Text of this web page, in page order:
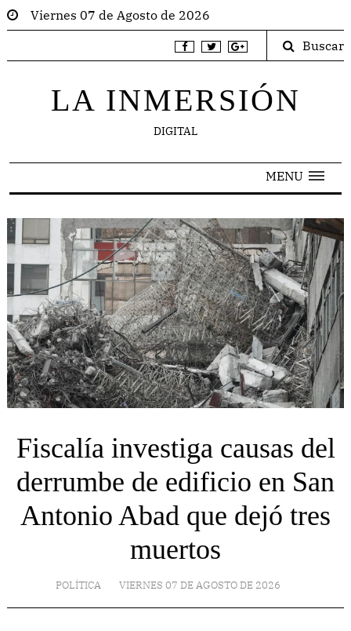
Viernes 07 de Agosto de 2026
Buscar
LA INMERSIÓN
DIGITAL
MENU
Fiscalía investiga causas del
derrumbe de edificio en San
Antonio Abad que dejó tres
muertos
POLÍTICA VIERNES 07 DE AGOSTO DE 2026